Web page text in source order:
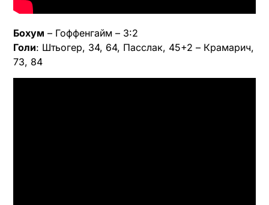
Бохум – Гоффенгайм – 3:2
Голи: Штьогер, 34, 64, Пасслак, 45+2 – Крамарич,
73, 84